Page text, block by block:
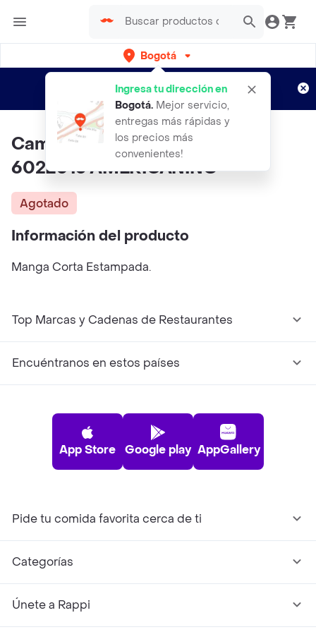
Bogotá
Ingresa tu dirección en
Bogotá. Mejor servicio,
entregas más rápidas y
los precios más
convenientes!
envíos gratis por semanas
Aplican TyC
Camiseta Mujer Morado Talla L
602E013 AMERICANINO
Agotado
Información del producto
Manga Corta Estampada.
Top Marcas y Cadenas de Restaurantes
Encuéntranos en estos países
App Store Google play AppGallery
Pide tu comida favorita cerca de ti
Categorías
Únete a Rappi